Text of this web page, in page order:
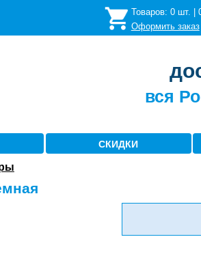
Товаров: 0шт. |
Оформить заказ
вся
СКИДКИ